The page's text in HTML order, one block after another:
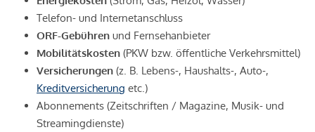
Telefon- und Internetanschluss
ORF-Gebühren und Fernsehanbieter
Mobilitätskosten (PKW bzw. öffentliche Verkehrsmittel)
Versicherungen (z. B. Lebens-, Haushalts-, Auto-,
Kreditversicherung etc.)
Abonnements (Zeitschriften / Magazine, Musik- und
Streamingdienste)